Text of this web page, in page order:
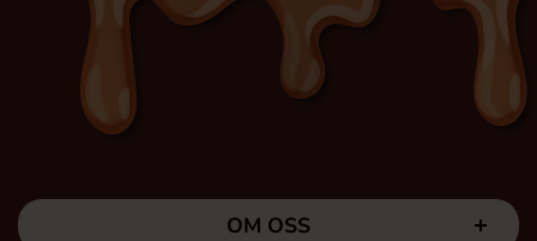
OM OSS